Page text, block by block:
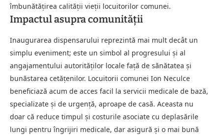
îmbunătățirea calității vieții locuitorilor comunei.
Impactul asupra comunității
Inaugurarea dispensarului reprezintă mai mult decât un
simplu eveniment; este un simbol al progresului și al
angajamentului autorităților locale față de sănătatea și
bunăstarea cetățenilor. Locuitorii comunei Ion Neculce
beneficiază acum de acces facil la servicii medicale de bază,
specializate și de urgență, aproape de casă. Aceasta nu
doar că reduce timpul și costurile asociate cu deplasările
lungi pentru îngrijiri medicale, dar asigură și o mai bună